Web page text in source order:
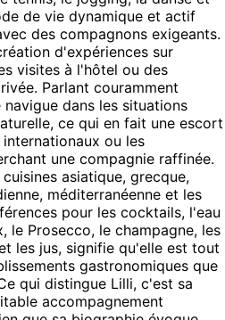
de vie dynamique et actif
des compagnons exigeants.
d'expériences sur
visites à l'hôtel ou des
Parlant couramment
dans les situations
ce qui en fait une escort
ou les
une compagnie raffinée.
asiatique, grecque,
méditerranéenne et les
pour les cocktails, l'eau
le Prosecco, le champagne, les
les jus, signifie qu'elle est tout
gastronomiques que
qui distingue Lilli, c'est sa
accompagnement